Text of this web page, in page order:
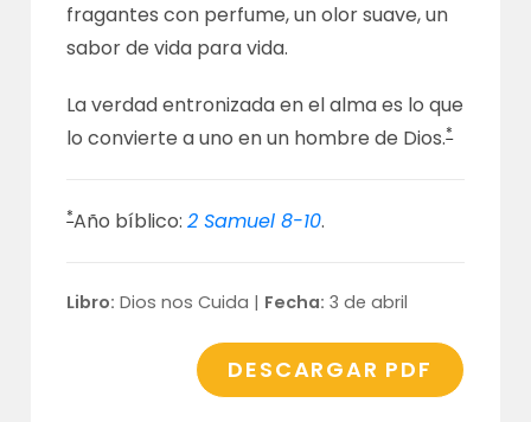
fragantes con perfume, un olor suave, un
sabor de vida para vida.
La verdad entronizada en el alma es lo que
lo convierte a uno en un hombre de Dios.*
*Año bíblico:2 Samuel 8-10.
Libro: Dios nos Cuida | Fecha: 3 de abril
DESCARGAR PDF